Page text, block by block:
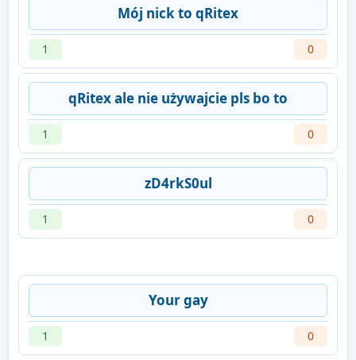
Mój nick to qRitex
1 0
qRitex ale nie używajcie pls bo to
1 0
zD4rkS0ul
1 0
Your gay
1 0